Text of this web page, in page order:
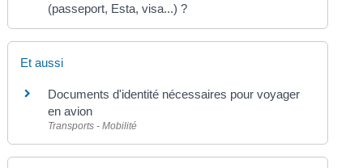
(passeport, Esta, visa...) ?
Et aussi
Documents d'identité nécessaires pour voyager
en avion
Transports - Mobilité